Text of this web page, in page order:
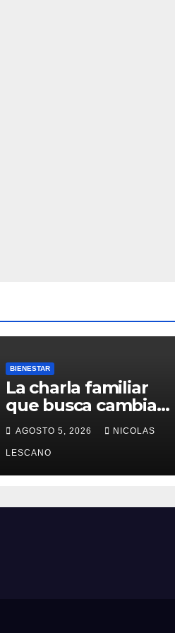
BIENESTAR
La charla familiar
que busca cambiar
la forma en que
educamos a
nuestros hijos sobre
el dinero
AGOSTO 5, 2026 NICOLAS
LESCANO